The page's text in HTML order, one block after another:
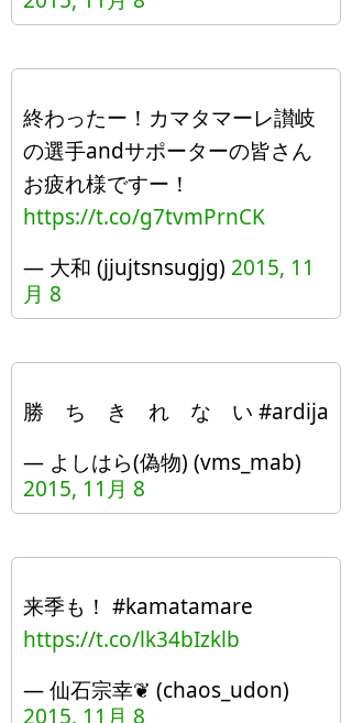
終わったー！カマタマーレ讃岐
の選手andサポーターの皆さん
お疲れ様ですー！
https://t.co/g7tvmPrnCK
— 大和 (jjujtsnsugjg) 2015, 11
月 8
勝 ち き れ な い #ardija
— よしはら(偽物) (vms_mab)
2015, 11月 8
来季も！ #kamatamare
https://t.co/lk34bIzklb
— 仙石宗幸❦ (chaos_udon)
2015, 11月 8